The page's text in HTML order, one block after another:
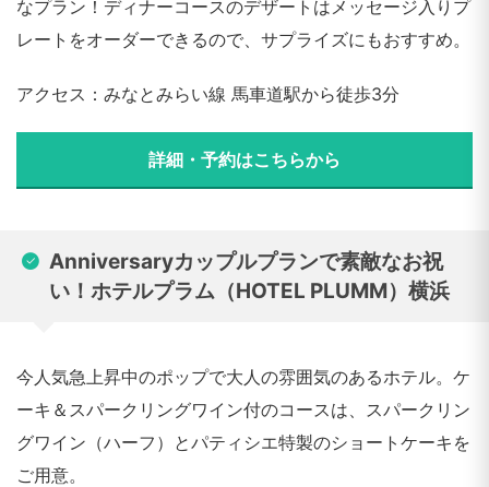
なプラン！ディナーコースのデザートはメッセージ入りプ
レートをオーダーできるので、サプライズにもおすすめ。
アクセス：みなとみらい線 馬車道駅から徒歩3分
詳細・予約はこちらから
Anniversaryカップルプランで素敵なお祝
い！ホテルプラム（HOTEL PLUMM）横浜
今人気急上昇中のポップで大人の雰囲気のあるホテル。ケ
ーキ＆スパークリングワイン付のコースは、スパークリン
グワイン（ハーフ）とパティシエ特製のショートケーキを
ご用意。